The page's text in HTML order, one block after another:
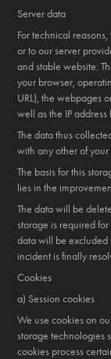
Server data
For technical
or to our server
and stable website:
your browser,
URL), the webpages
well as the IP
The data thus
with any other of your
The basis for this
lies in the
The data will be
storage is required
data will be excluded
incident is finally
Cookies
a) Session cookies
We use cookies on
storage technologies
cookies process